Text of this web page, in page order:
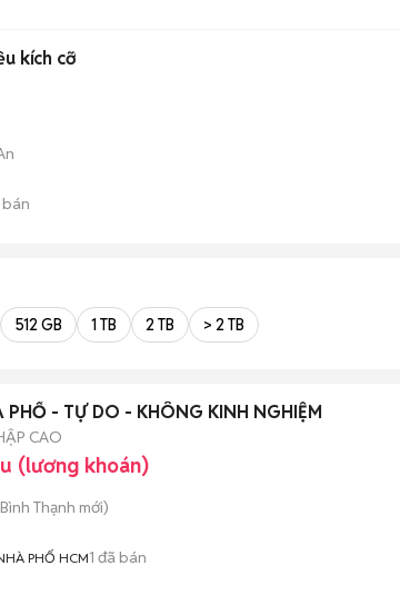
kích cỡ
512 GB 1 TB 2 TB > 2 TB
PHỐ - TỰ DO - KHÔNG KINH NGHIỆM
CAO
(lương khoán)
Bình Thạnh mới)
PHỐ HCM1 đã bán